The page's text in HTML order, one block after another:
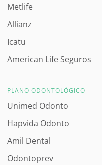
Metlife
Allianz
Icatu
American Life Seguros
PLANO ODONTOLÓGICO
Unimed Odonto
Hapvida Odonto
Amil Dental
Odontoprev